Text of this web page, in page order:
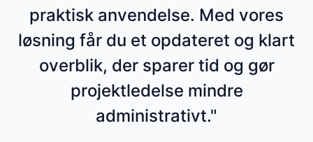
praktisk anvendelse. Med vores
løsning får du et opdateret og klart
overblik, der sparer tid og gør
projektledelse mindre
administrativt."